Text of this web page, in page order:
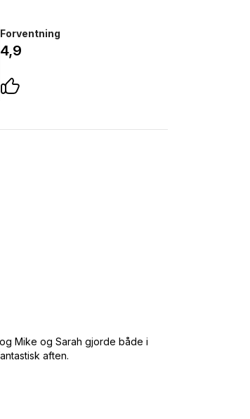
Forventning
4,9
Mike og Sarah gjorde både i
aften.